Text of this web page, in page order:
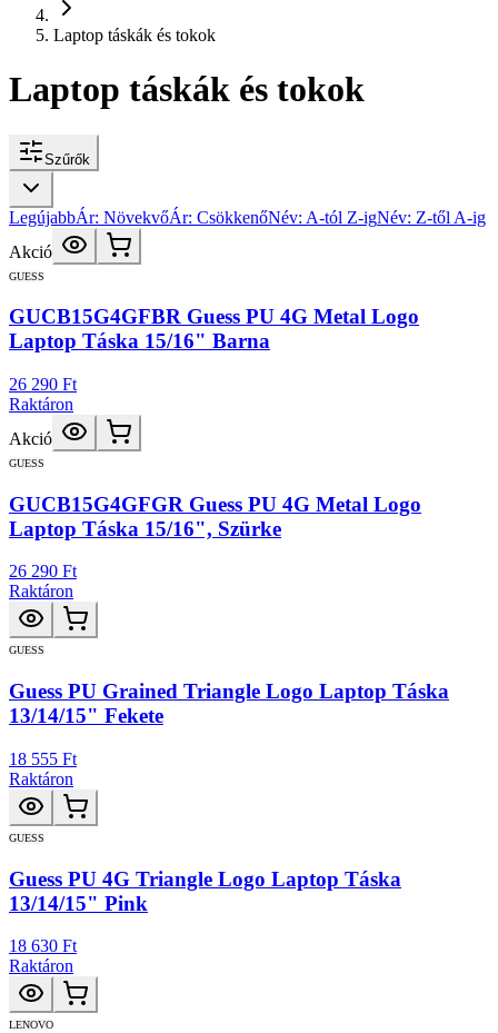
Laptop táskák és tokok
Laptop táskák és tokok
Szűrők
LegújabbÁr: NövekvőÁr: CsökkenőNév: A-tól Z-igNév: Z-től A-ig
Akció
GUESS
GUCB15G4GFBR Guess PU 4G Metal Logo
Laptop Táska 15/16" Barna
26 290 Ft
Raktáron
Akció
GUESS
GUCB15G4GFGR Guess PU 4G Metal Logo
Laptop Táska 15/16", Szürke
26 290 Ft
Raktáron
GUESS
Guess PU Grained Triangle Logo Laptop Táska
13/14/15" Fekete
18 555 Ft
Raktáron
GUESS
Guess PU 4G Triangle Logo Laptop Táska
13/14/15" Pink
18 630 Ft
Raktáron
LENOVO